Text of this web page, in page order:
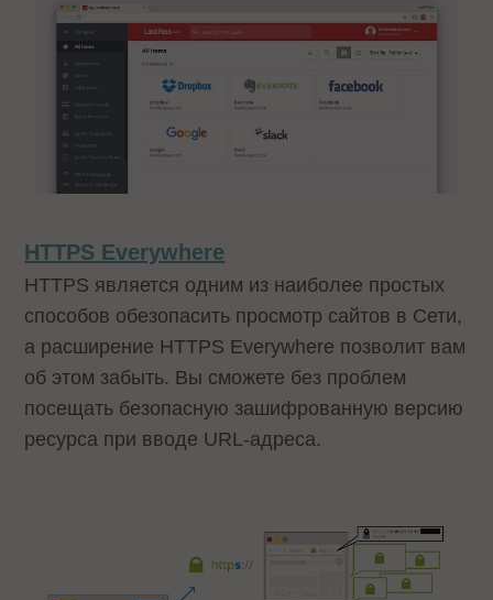
HTTPS Everywhere
HTTPS является одним из наиболее простых
способов обезопасить просмотр сайтов в Сети,
а расширение HTTPS Everywhere позволит вам
об этом забыть. Вы сможете без проблем
посещать безопасную зашифрованную версию
ресурса при вводе URL-адреса.